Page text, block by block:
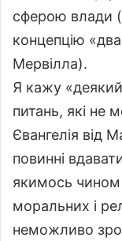
сферою влади
концепцію
Мервілла).
Я кажу
питань, які не
Євангелія від
повинні
якимось чином
моральних і
неможливо